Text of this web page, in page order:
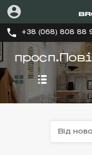
+38 (068) 808 88
Від